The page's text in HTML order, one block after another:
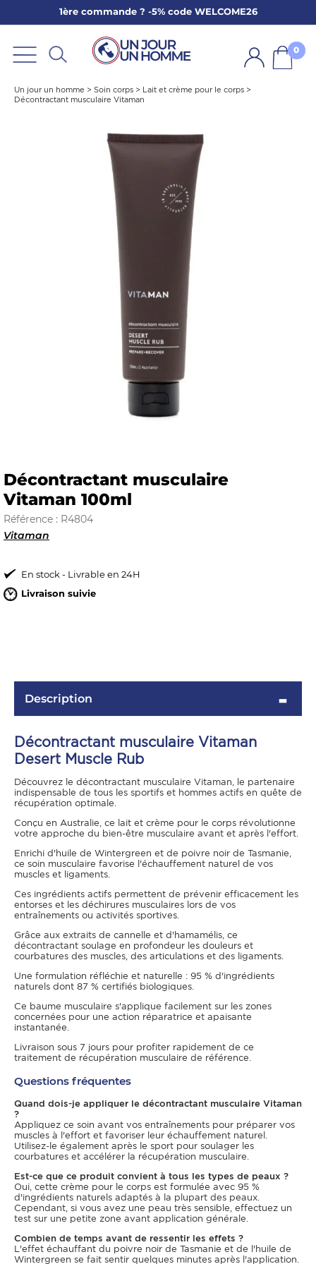
1ère commande ? -5% code WELCOME26
0
Un jour un homme > Soin corps > Lait et crème pour le corps >
Décontractant musculaire Vitaman
Décontractant musculaire
Vitaman 100ml
Référence : R4804
Vitaman
En stock - Livrable en 24H
Livraison suivie
Description
Décontractant musculaire Vitaman
Desert Muscle Rub
Découvrez le décontractant musculaire Vitaman, le partenaire
indispensable de tous les sportifs et hommes actifs en quête de
récupération optimale.
Conçu en Australie, ce lait et crème pour le corps révolutionne
votre approche du bien-être musculaire avant et après l'effort.
Enrichi d'huile de Wintergreen et de poivre noir de Tasmanie,
ce soin musculaire favorise l'échauffement naturel de vos
muscles et ligaments.
Ces ingrédients actifs permettent de prévenir efficacement les
entorses et les déchirures musculaires lors de vos
entraînements ou activités sportives.
Grâce aux extraits de cannelle et d'hamamélis, ce
décontractant soulage en profondeur les douleurs et
courbatures des muscles, des articulations et des ligaments.
Une formulation réfléchie et naturelle : 95 % d'ingrédients
naturels dont 87 % certifiés biologiques.
Ce baume musculaire s'applique facilement sur les zones
concernées pour une action réparatrice et apaisante
instantanée.
Livraison sous 7 jours pour profiter rapidement de ce
traitement de récupération musculaire de référence.
Questions fréquentes
Quand dois-je appliquer le décontractant musculaire Vitaman
?
Appliquez ce soin avant vos entraînements pour préparer vos
muscles à l'effort et favoriser leur échauffement naturel.
Utilisez-le également après le sport pour soulager les
courbatures et accélérer la récupération musculaire.
Est-ce que ce produit convient à tous les types de peaux ?
Oui, cette crème pour le corps est formulée avec 95 %
d'ingrédients naturels adaptés à la plupart des peaux.
Cependant, si vous avez une peau très sensible, effectuez un
test sur une petite zone avant application générale.
Combien de temps avant de ressentir les effets ?
L'effet échauffant du poivre noir de Tasmanie et de l'huile de
Wintergreen se fait sentir quelques minutes après l'application.